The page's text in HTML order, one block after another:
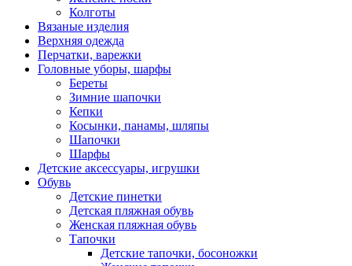
Колготы
Вязаные изделия
Верхняя одежда
Перчатки, варежки
Головные уборы, шарфы
Береты
Зимние шапочки
Кепки
Косынки, панамы, шляпы
Шапочки
Шарфы
Детские аксессуары, игрушки
Обувь
Детские пинетки
Детская пляжная обувь
Женская пляжная обувь
Тапочки
Детские тапочки, босоножки